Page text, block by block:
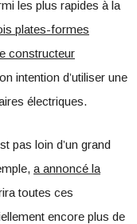
les plus rapides à la
plates-formes
constructeur
intention d’utiliser une
électriques.
pas loin d’un grand
a annoncé la
toutes ces
encore plus de